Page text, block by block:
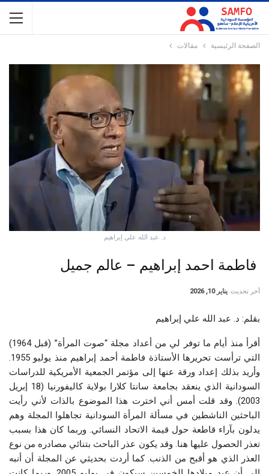
الصفحة الرئيسية مقالات
د. عبد الله علي إبراهيم
فاطمة احمد إبراهيم – عالم جميل
آخر تحديث يناير 10, 2026
بقلم: د. عبد الله علي إبراهيم
أقرأ منذ أيام ما توفر لي من أعداد مجلة “صوت المرأة” (قبل 1964)
التي ترأست تحريرها الأستاذة فاطمة أحمد إبراهيم منذ يوليو 1955.
وأريد بذلك إعداد ورقة عنها إلى مؤتمر الجمعية الأمريكية للدراسات
السودانية الذي ينعقد بجامعة سانتا كلارا بولاية كاليفورنيا (18 إبريل
2003). وقد قلت أمس أني اخترت هذا الموضوع بالذات لأني رأيت
الباحثين الناشطين في مسألة المرأة السودانية تجاهلوا المجلة وهم
يدلون بآراء قاطعة حول قيمة الاتحاد النسائي. وربما كان هذا بسبب
تعذر الحصول عليها هنا. وقد يكون عذر الباحث بتنائي مصادره من نوع
العذر الذي هو أقبح من الذنب. كما أردت بحديثي عن المجلة أن أنبه